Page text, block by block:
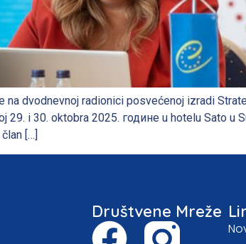
na dvodnevnoj radionici posvećenoj izradi
i 30. oktobra 2025. године u hotelu Sato u
[…]
Društvene Mreže